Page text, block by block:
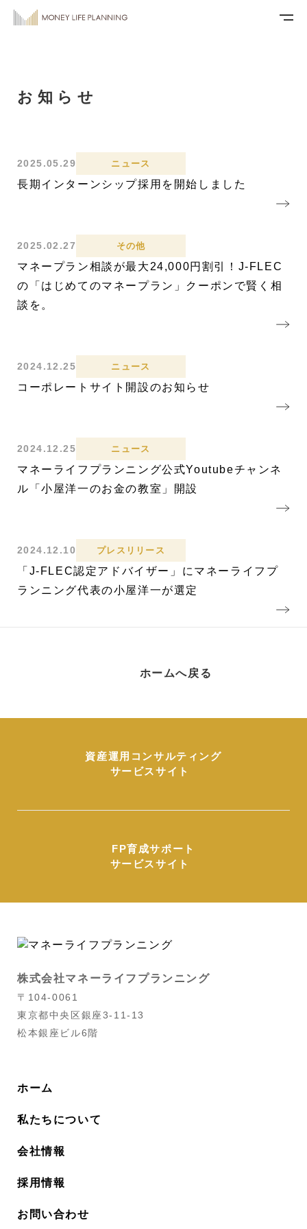
お知らせ
2025.05.29 ニュース
長期インターンシップ採用を開始しました
2025.02.27 その他
マネープラン相談が最大24,000円割引！J-FLEC
の「はじめてのマネープラン」クーポンで賢く相
談を。
2024.12.25 ニュース
コーポレートサイト開設のお知らせ
2024.12.25 ニュース
マネーライフプランニング公式Youtubeチャンネ
ル「小屋洋一のお金の教室」開設
2024.12.10 プレスリリース
「J-FLEC認定アドバイザー」にマネーライフプ
ランニング代表の小屋洋一が選定
ホームへ戻る
資産運用コンサルティング
サービスサイト
FP育成サポート
サービスサイト
株式会社マネーライフプランニング
〒104-0061
東京都中央区銀座3-11-13
松本銀座ビル6階
ホーム
私たちについて
会社情報
採用情報
お問い合わせ